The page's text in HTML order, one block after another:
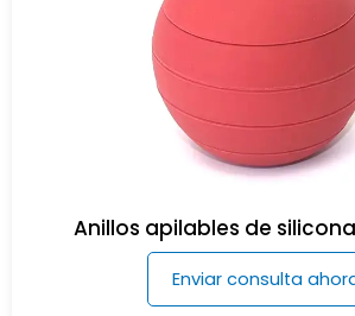
Anillos apilables de
Enviar consulta